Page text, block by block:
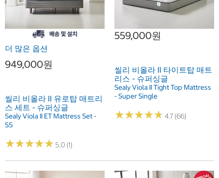
더 많은 옵션
949,000원
씰리 비올라 II 유로탑 매트리
스 세트 - 슈퍼싱글
Sealy Viola II ET Mattress Set -
SS
★★★★★
★★★★★ 5.0 (1)
559,000원
씰리 비올라 II 타이트탑 매트
리스 - 슈퍼싱글
Sealy Viola II Tight Top Mattress
- Super Single
★★★★★
★★★★★ 4.7 (66)